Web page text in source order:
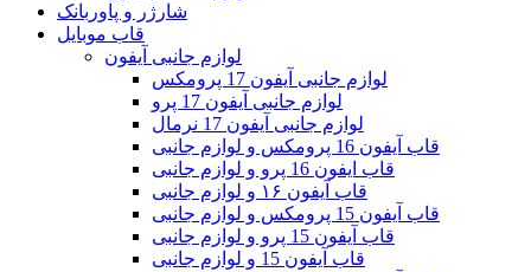
شارژر و پاوربانک
قاب موبایل
لوازم جانبی آیفون
لوازم جانبی آیفون 17 پرومکس
لوازم جانبی آیفون 17 پرو
لوازم جانبی آیفون 17 نرمال
قاب آیفون 16 پرومکس و لوازم جانبی
قاب ایفون 16 پرو و لوازم جانبی
قاب آیفون ۱۶ و لوازم جانبی
قاب آیفون 15 پرومکس و لوازم جانبی
قاب آیفون 15 پرو و لوازم جانبی
قاب آیفون 15 و لوازم جانبی